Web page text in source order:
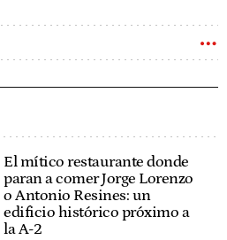
El mítico restaurante donde
paran a comer Jorge Lorenzo
o Antonio Resines: un
edificio histórico próximo a
la A-2